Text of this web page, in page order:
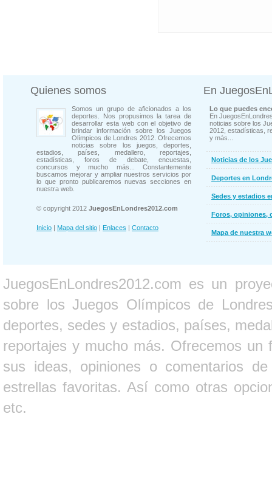
Quienes somos
Somos un grupo de aficionados a los
deportes. Nos propusimos la tarea de
desarrollar esta web con el objetivo de
brindar información sobre los Juegos
Olímpicos de Londres 2012. Ofrecemos
noticias sobre los juegos, deportes,
estadios, países, medallero, reportajes,
estadísticas, foros de debate, encuestas,
concursos y mucho más... Constantemente
buscamos mejorar y ampliar nuestros servicios por
lo que pronto publicaremos nuevas secciones en
nuestra web.
© copyright 2012 JuegosEnLondres2012.com
Inicio | Mapa del sitio | Enlaces | Contacto
En
Lo que puedes
En
noticias sobre los
2012, estadísticas,
y más...
Noticias de los
Deportes en
Sedes y estadios
Foros, opiniones,
Mapa de nuestra
JuegosEnLondres2012.com es un
sobre los Juegos Olímpicos de
deportes, sedes y estadios, países,
reportajes y mucho más. Ofrecemos un
sus ideas, opiniones o comentarios
estrellas favoritas. Así como otras
etc.